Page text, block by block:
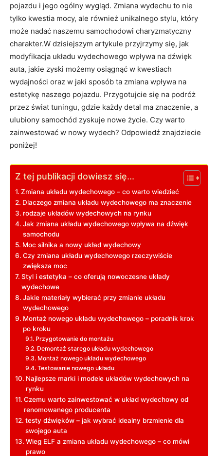
pojazdu i jego ogólny wygląd. Zmiana wydechu to nie
tylko kwestia mocy, ale również unikalnego stylu, który
może nadać naszemu samochodowi charyzmatyczny
charakter.W dzisiejszym artykule przyjrzymy się, jak
modyfikacja układu wydechowego wpływa na dźwięk
auta, jakie zyski możemy osiągnąć w kwestiach
wydajności oraz w jaki sposób ta zmiana wpływa na
estetykę naszego pojazdu. Przygotujcie się na podróż
przez świat tuningu, gdzie każdy detal ma znaczenie, a
ulubiony samochód zyskuje nowe życie. Czy warto
zainwestować w nowy wydech? Odpowiedź znajdziecie
poniżej!
Z tej publikacji dowiesz się...
Zmiana układu wydechowego – co warto wiedzieć
Dlaczego zmiana układu wydechowego ma znaczenie
rodzaje układów wydechowych na rynku
Jak zmiana układu wydechowego wpływa na dźwięk
samochodu
Moc silnika a nowy układ wydechowy
Czy zmiana układu wydechowego rzeczywiście
zwiększa moc
Styl i estetyka – co oferują nowoczesne układy
wydechowe
Jakie materiały wybierać przy zmianie układu
wydechowego
Montaż nowego układu wydechowego – poradnik krok
po kroku
Przygotowanie do montażu
Demontaż starego układu wydechowego
Montaż nowego układu wydechowego
Testowanie nowego układu
Najlepsze marki i modele układów wydechowych na
rynku
Czemu warto zainwestować w układ wydechowy od
renomowanego producenta
testy dźwięków – jak wybrać idealny brzmienie dla
swojego auta
Wieg ELF a zmiana układu wydechowego – co mówi
prawo